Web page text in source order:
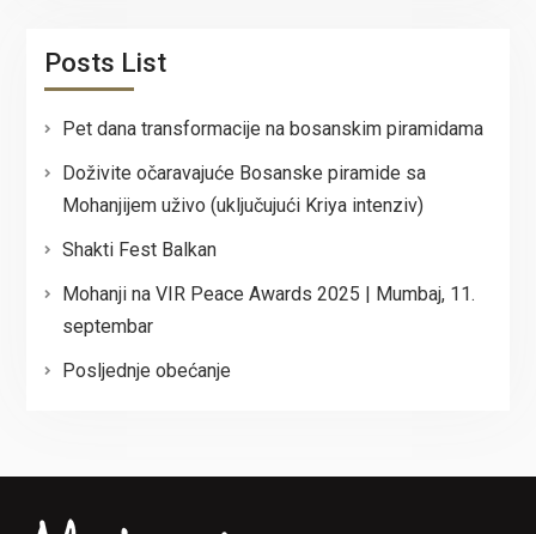
Posts List
Pet dana transformacije na bosanskim piramidama
Doživite očaravajuće Bosanske piramide sa
Mohanjijem uživo (uključujući Kriya intenziv)
Shakti Fest Balkan
Mohanji na VIR Peace Awards 2025 | Mumbaj, 11.
septembar
Posljednje obećanje